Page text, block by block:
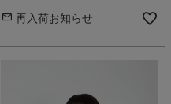
再入荷お知らせ